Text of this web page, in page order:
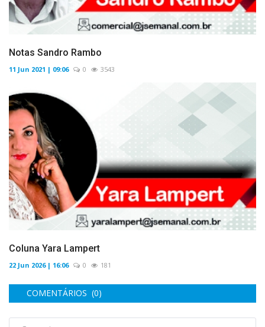
Notas Sandro Rambo
11 Jun 2021 | 09:06 0 3543
Coluna Yara Lampert
22 Jun 2026 | 16:06 0 181
COMENTÁRIOS (0)